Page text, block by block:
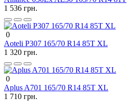
1 536 грн.
0
Aoteli P307 165/70 R14 85T XL
1 320 грн.
0
Aplus A701 165/70 R14 85T XL
1 710 грн.